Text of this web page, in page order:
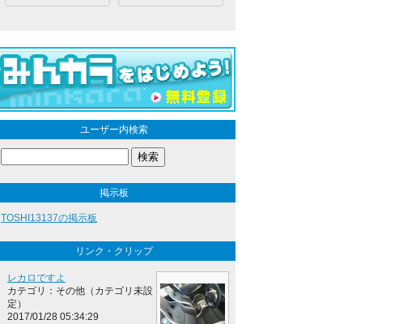
ユーザー内検索
掲示板
TOSHI13137の掲示板
リンク・クリップ
レカロですよ
カテゴリ：その他（カテゴリ未設
定）
2017/01/28 05:34:29